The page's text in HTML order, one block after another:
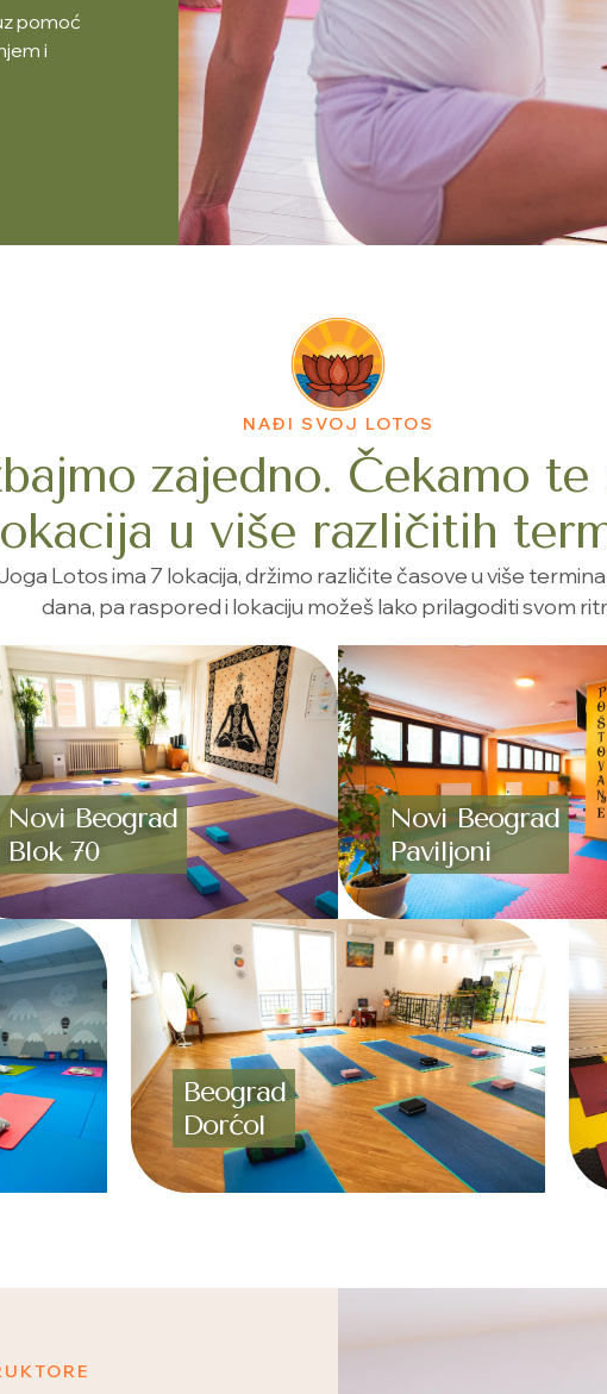
pomoć
i
zajedno. Čekamo te
u više različitih
NAĐI SVOJ LOTOS
Lotos ima 7 lokacija, držimo različite časove u više
dana, pa raspored i lokaciju možeš lako prilagoditi svom
Novi Beograd
Blok 70
Novi Beograd
Paviljoni
Beograd
Dorćol